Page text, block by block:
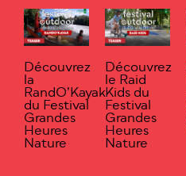
Découvrez
la
RandO’Kayak
du Festival
Grandes
Heures
Nature
Découvrez
le Raid
Kids du
Festival
Grandes
Heures
Nature